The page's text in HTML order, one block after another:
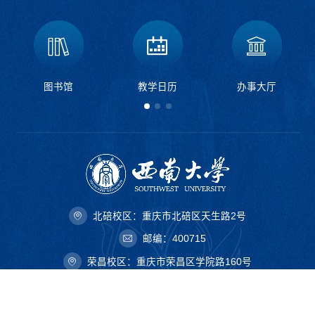
图书馆 教学日历 办事大厅
北碚校区：重庆市北碚区天生路2号
邮编：400715
荣昌校区：重庆市荣昌区学院路160号